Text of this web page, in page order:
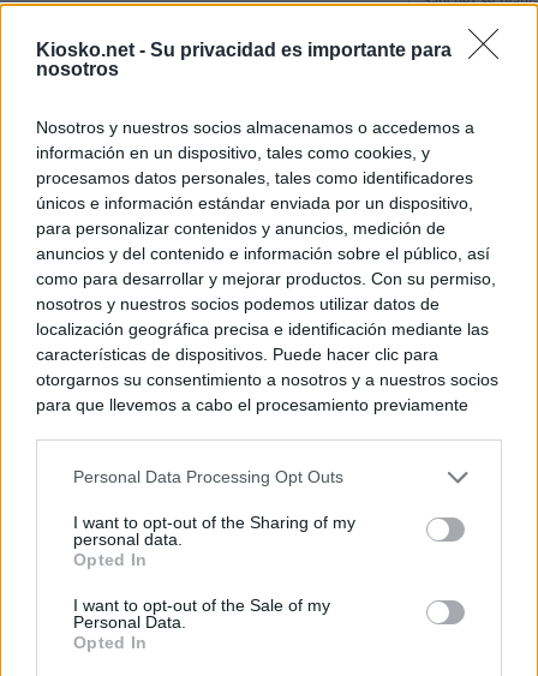
Kiosko.net - Su privacidad es importante para
nosotros
Nosotros y nuestros socios almacenamos o accedemos a
información en un dispositivo, tales como cookies, y
procesamos datos personales, tales como identificadores
únicos e información estándar enviada por un dispositivo,
para personalizar contenidos y anuncios, medición de
anuncios y del contenido e información sobre el público, así
como para desarrollar y mejorar productos. Con su permiso,
nosotros y nuestros socios podemos utilizar datos de
localización geográfica precisa e identificación mediante las
características de dispositivos. Puede hacer clic para
otorgarnos su consentimiento a nosotros y a nuestros socios
para que llevemos a cabo el procesamiento previamente
negar su consentimiento. Tenga en cuenta que algún
de su consentimiento, pero usted tiene el derecho de
rechazar tal procesamiento. Sus preferencias se aplicarán
cualquier momento entrando de nuevo en este sitio web o
visitando nuestra política de privacidad.
Personal Data Processing Opt Outs
I want to opt-out of the Sharing of my
personal data.
Opted In
I want to opt-out of the Sale of my
Personal Data.
Opted In
Sánchez
© Kiosko.net Aviso Legal Privacidad y Cookies